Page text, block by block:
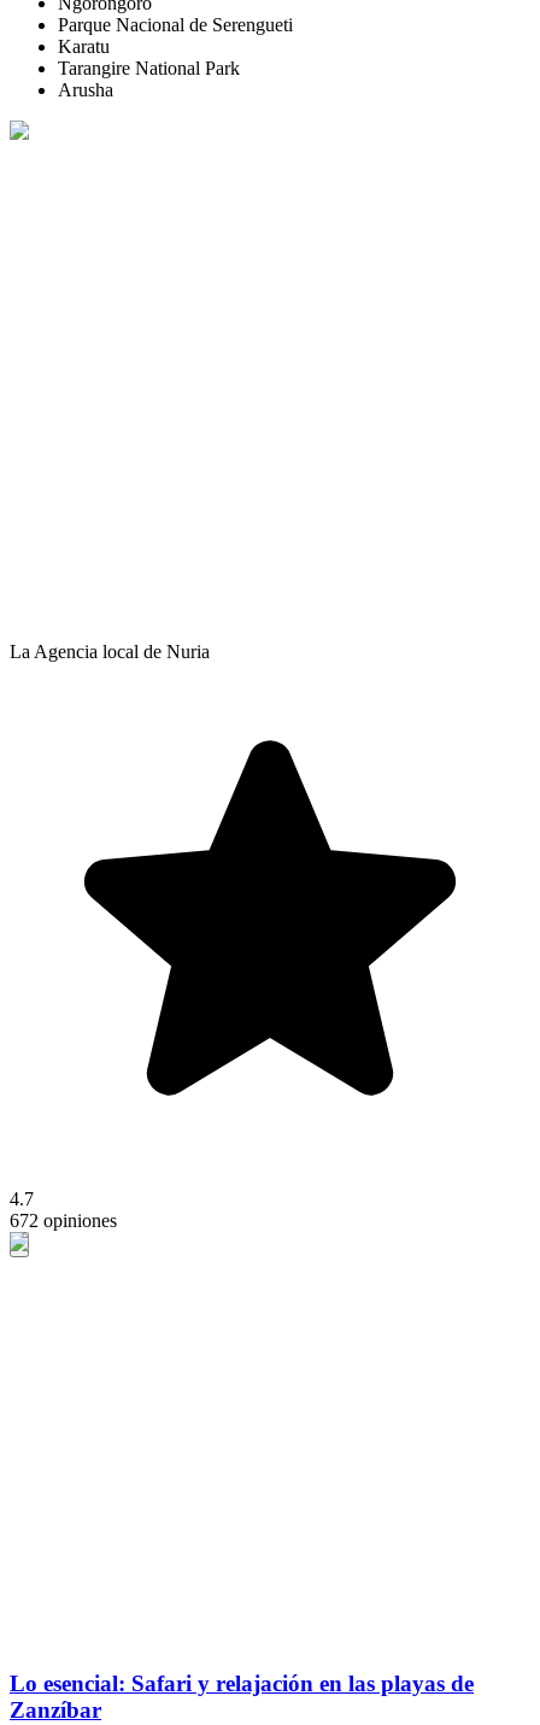
Parque Nacional de Serengueti
Karatu
Tarangire National Park
Arusha
La Agencia local de Nuria
4.7
672 opiniones
Lo esencial: Safari y relajación en las playas de
Zanzíbar